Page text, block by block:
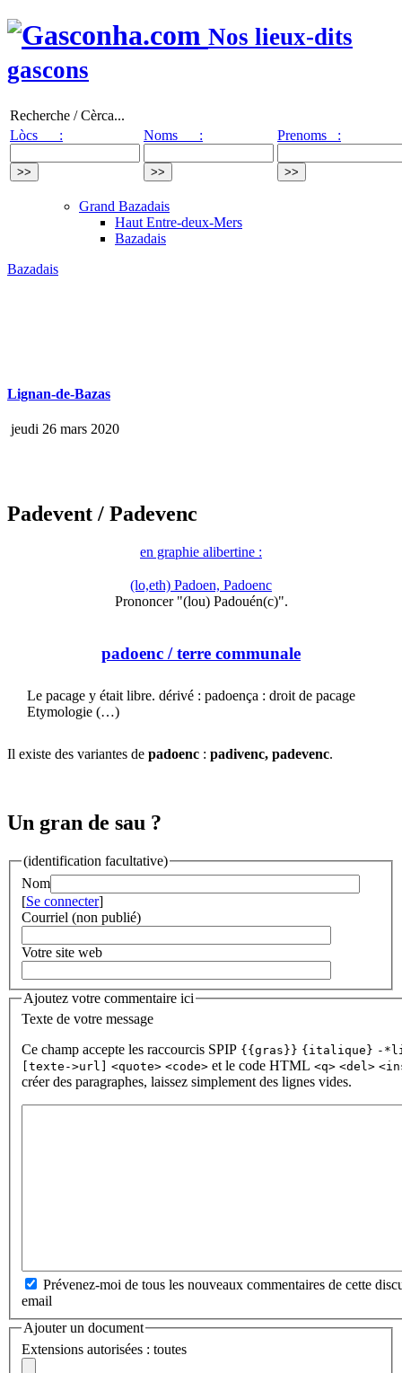
Nos lieux-dits
gascons
Recherche / Cèrca...
Lòcs :
Noms : Prenoms :
Grand Bazadais
Haut Entre-deux-Mers
Bazadais
Bazadais
Lignan-de-Bazas
jeudi 26 mars 2020
Padevent / Padevenc
en graphie alibertine :
(lo,eth) Padoen, Padoenc
Prononcer "(lou) Padouén(c)".
padoenc / terre communale
Le pacage y était libre. dérivé : padoença : droit de pacage
Etymologie (…)
Il existe des variantes de padoenc : padivenc, padevenc.
Un gran de sau ?
(identification facultative)
Nom
[Se connecter]
Courriel (non publié)
Votre site web
Ajoutez votre commentaire ici
Texte de votre message
Ce champ accepte les raccourcis SPIP {{gras}} {italique} -
[texte->url]
<quote> <code> et le code HTML <q> <del>
créer des paragraphes, laissez simplement des lignes vides.
Prévenez-moi de tous les nouveaux commentaires de cette
email
Ajouter un document
Extensions autorisées : toutes